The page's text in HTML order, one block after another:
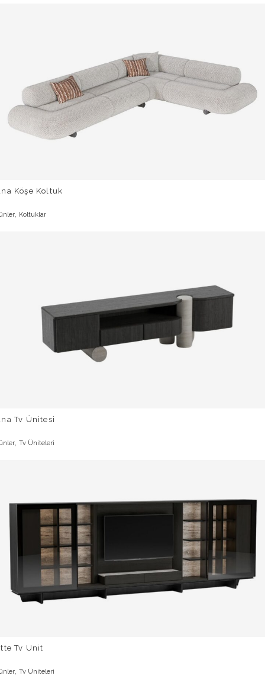
Köşe Koltuk
, Koltuklar
Tv Ünitesi
Tv Üniteleri
Tv Unit
Tv Üniteleri